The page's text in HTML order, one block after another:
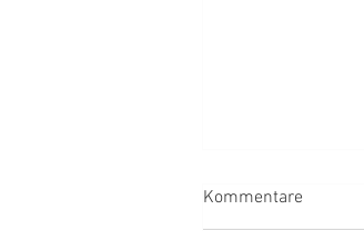
Kommentare